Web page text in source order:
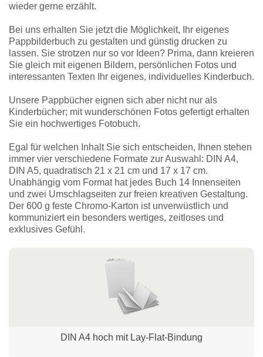
wieder gerne erzählt.
Bei uns erhalten Sie jetzt die Möglichkeit, Ihr eigenes
Pappbilderbuch zu gestalten und günstig drucken zu
lassen. Sie strotzen nur so vor Ideen? Prima, dann kreieren
Sie gleich mit eigenen Bildern, persönlichen Fotos und
interessanten Texten Ihr eigenes, individuelles Kinderbuch.
Unsere Pappbücher eignen sich aber nicht nur als
Kinderbücher; mit wunderschönen Fotos gefertigt erhalten
Sie ein hochwertiges Fotobuch.
Egal für welchen Inhalt Sie sich entscheiden, Ihnen stehen
immer vier verschiedene Formate zur Auswahl: DIN A4,
DIN A5, quadratisch 21 x 21 cm und 17 x 17 cm.
Unabhängig vom Format hat jedes Buch 14 Innenseiten
und zwei Umschlagseiten zur freien kreativen Gestaltung.
Der 600 g feste Chromo-Karton ist unverwüstlich und
kommuniziert ein besonders wertiges, zeitloses und
exklusives Gefühl.
DIN A4 hoch mit Lay-Flat-Bindung